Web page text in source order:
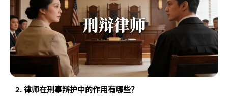
2. 律师在刑事辩护中的作用有哪些？